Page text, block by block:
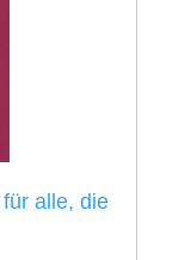
alle, die